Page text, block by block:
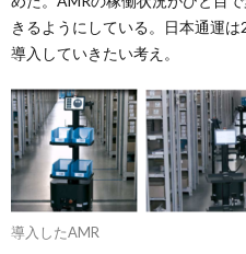
きるようにしている。日本通運
導入していきたい考え。
導入したAMR